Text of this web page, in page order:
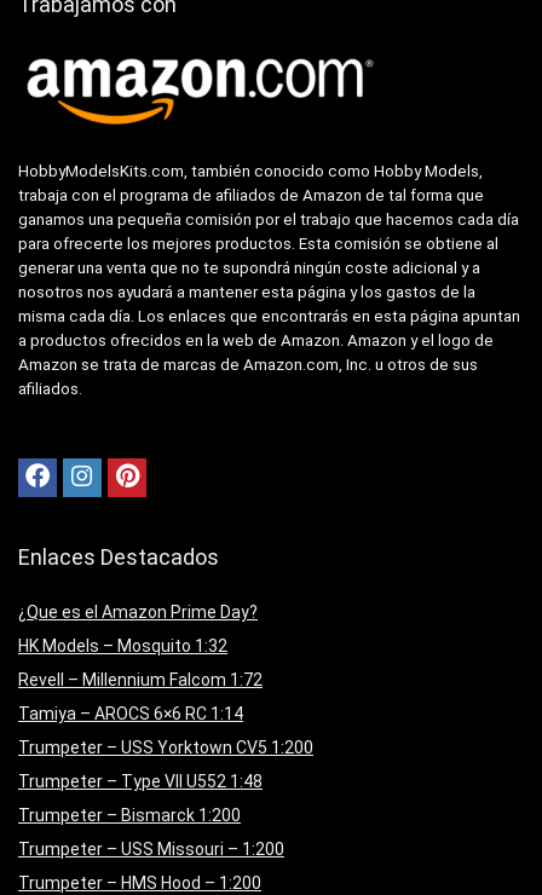
HobbyModelsKits.com, también conocido como Hobby Models,
trabaja con el programa de afiliados de Amazon de tal forma que
ganamos una pequeña comisión por el trabajo que hacemos cada día
para ofrecerte los mejores productos. Esta comisión se obtiene al
generar una venta que no te supondrá ningún coste adicional y a
nosotros nos ayudará a mantener esta página y los gastos de la
misma cada día. Los enlaces que encontrarás en esta página apuntan
a productos ofrecidos en la web de Amazon. Amazon y el logo de
Amazon se trata de marcas de Amazon.com, Inc. u otros de sus
afiliados.
Enlaces Destacados
¿Que es el Amazon Prime Day?
HK Models – Mosquito 1:32
Revell – Millennium Falcom 1:72
Tamiya – AROCS 6×6 RC 1:14
Trumpeter – USS Yorktown CV5 1:200
Trumpeter – Type VII U552 1:48
Trumpeter – Bismarck 1:200
Trumpeter – USS Missouri – 1:200
Trumpeter – HMS Hood – 1:200